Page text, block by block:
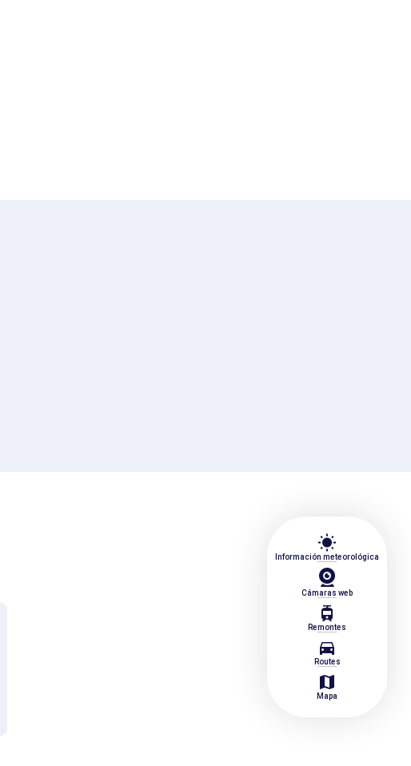
wb_sunny
Información meteorológica
Cámaras web
tram
Remontes
directions_car
Routes
map
Mapa